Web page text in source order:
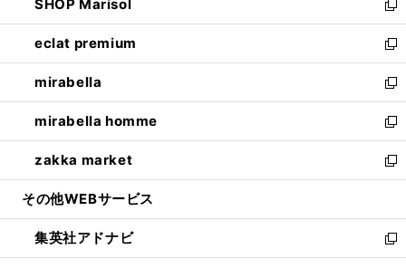
く
で
開
く
ド
ウ
で
開
く
ィ
ン
ド
ウ
で
開
く
い
ウ
ィ
ン
ド
ウ
で
開
く
SHOP Marisol
新
し
い
ウ
ィ
ン
ド
ウ
で
開
eclat premium
新
し
い
ウ
ィ
ン
ド
ウ
開
く
mirabella
新
し
い
ウ
ィ
ン
ウ
で
開
mirabella homme
新
し
い
ウ
ン
ド
ウ
zakka market
新
し
ウ
ィ
ン
その他WEBサービス
集英社アドナビ
新
し